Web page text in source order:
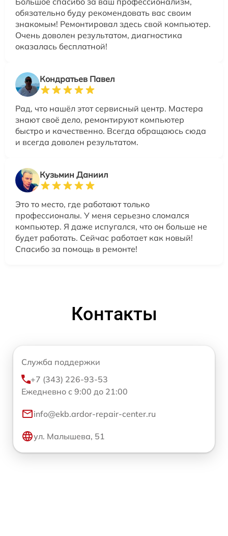
обязательно буду рекомендовать вас своим
знакомым! Ремонтировал здесь свой компьютер.
Очень доволен результатом, диагностика
оказалась бесплатной!
Кондратьев Павел
Рад, что нашёл этот сервисный центр. Мастера
знают своё дело, ремонтируют компьютер
быстро и качественно. Всегда обращаюсь сюда
и всегда доволен результатом.
Кузьмин Даниил
Это то место, где работают только
профессионалы. У меня серьезно сломался
компьютер. Я даже испугался, что он больше не
будет работать. Сейчас работает как новый!
Спасибо за помощь в ремонте!
Контакты
Служба поддержки
+7 (343) 226-93-53
Ежедневно с 9:00 до 21:00
info@ekb.ardor-repair-center.ru
ул. Малышева, 51